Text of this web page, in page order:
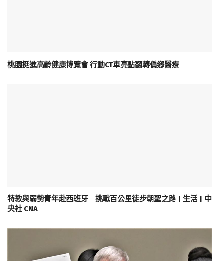
桃園挺進高齡健康博覽會 行動CT車亮點翻轉偏鄉醫療
特教與弱勢青年赴西班牙 挑戰百公里徒步朝聖之路 | 生活 | 中
央社 CNA